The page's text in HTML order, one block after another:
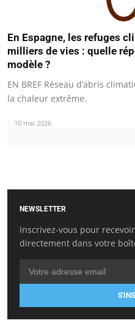
En Espagne, les refuges
milliers de vies : quelle
modèle ?
EN BREF Réseau d’abris
la chaleur extrême.
10 mai 2026
NEWSLETTER
Inscrivez-vous pour
directement dans votre